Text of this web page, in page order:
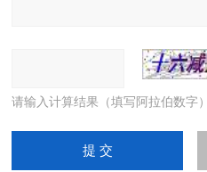
请输入计算结果（填写阿拉伯数字